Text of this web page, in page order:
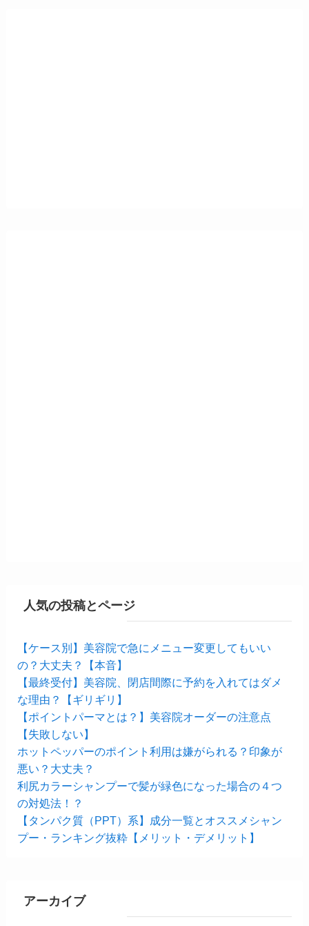
人気の投稿とページ
【ケース別】美容院で急にメニュー変更してもいい
の？大丈夫？【本音】
【最終受付】美容院、閉店間際に予約を入れてはダメ
な理由？【ギリギリ】
【ポイントパーマとは？】美容院オーダーの注意点
【失敗しない】
ホットペッパーのポイント利用は嫌がられる？印象が
悪い？大丈夫？
利尻カラーシャンプーで髪が緑色になった場合の４つ
の対処法！？
【タンパク質（PPT）系】成分一覧とオススメシャン
プー・ランキング抜粋【メリット・デメリット】
アーカイブ